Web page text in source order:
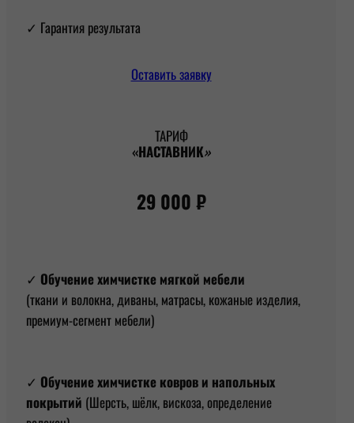
✓ Гарантия результата
Оставить заявку
ТАРИФ
«НАСТАВНИК»
29 000 ₽
✓ Обучение химчистке мягкой мебели
(ткани и волокна, диваны, матрасы, кожаные изделия,
премиум-сегмент мебели)
✓ Обучение химчистке ковров и напольных
покрытий (Шерсть, шёлк, вискоза, определение